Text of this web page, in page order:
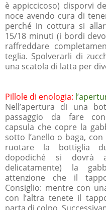
è appiccicoso) disporvi
noce avendo cura di
perché in cottura si
15/18 minuti (i bordi
raffreddare
teglia. Spolverarli di
una scatola di latta per
Pillole di enologia:
Nell’apertura di una
passaggio da fare
capsula che copre la
sotto l’anello o baga,
ruotare la bottiglia
dopodiché si dovrà
delicatamente) la
attenzione che il
Consiglio: mentre con
con l’altra tenete il